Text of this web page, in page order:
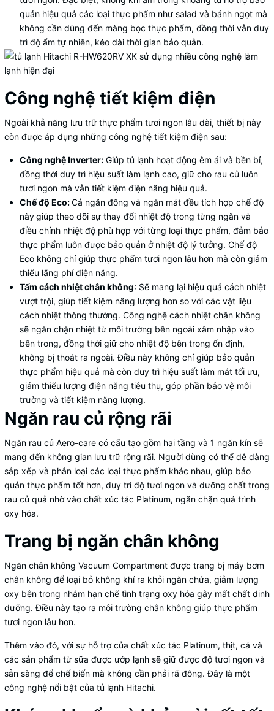
quản hiệu quả các loại thực phẩm như salad và bánh ngọt mà
không cần dùng đến màng bọc thực phẩm, đồng thời vẫn duy
trì độ ẩm tự nhiên, kéo dài thời gian bảo quản.
Công nghệ tiết kiệm điện
Ngoài khả năng lưu trữ thực phẩm tươi ngon lâu dài, thiết bị này
còn được áp dụng những công nghệ tiết kiệm điện sau:
Công nghệ Inverter: Giúp tủ lạnh hoạt động êm ái và bền bỉ,
đồng thời duy trì hiệu suất làm lạnh cao, giữ cho rau củ luôn
tươi ngon mà vẫn tiết kiệm điện năng hiệu quả.
Chế độ Eco:Cả ngăn đông và ngăn mát đều tích hợp chế độ
nàygiúp theo dõi sự thay đổi nhiệt độ trong từng ngăn và
điều chỉnh nhiệt độ phù hợp với từng loại thực phẩm, đảm bảo
thực phẩm luôn được bảo quản ở nhiệt độ lý tưởng. Chế độ
Eco không chỉ giúp thực phẩm tươi ngon lâu hơn mà còn giảm
thiểu lãng phí điện năng.
Tấm cách nhiệt chân không: Sẽ mang lại hiệu quả cách nhiệt
vượt trội, giúp tiết kiệm năng lượng hơn so với các vật liệu
cách nhiệt thông thường. Công nghệ cách nhiệt chân không
sẽ ngăn chặn nhiệt từ môi trường bên ngoài xâm nhập vào
bên trong, đồng thời giữ cho nhiệt độ bên trong ổn định,
không bị thoát ra ngoài. Điều này không chỉ giúp bảo quản
thực phẩm hiệu quả mà còn duy trì hiệu suất làm mát tối ưu,
giảm thiểu lượng điện năng tiêu thụ, góp phần bảo vệ môi
trường và tiết kiệm năng lượng.
Ngăn rau củ rộng rãi
Ngăn rau củ Aero-care có cấu tạo gồm hai tầng và 1 ngăn kín sẽ
mang đến không gian lưu trữ rộng rãi. Người dùng có thể dễ dàng
sắp xếp và phân loại các loại thực phẩm khác nhau, giúp bảo
quản thực phẩm tốt hơn, duy trì độ tươi ngon và dưỡng chất trong
rau củ quả nhờ vào chất xúc tác Platinum, ngăn chặn quá trình
oxy hóa.
Trang bị ngăn chân không
Ngăn chân không Vacuum Compartment được trang bị máy bơm
chân không để loại bỏ không khí ra khỏi ngăn chứa, giảm lượng
oxy bên trong nhằm hạn chế tình trạng oxy hóa gây mất chất dinh
dưỡng. Điều này tạo ra môi trường chân không giúp thực phẩm
tươi ngon lâu hơn.
Thêm vào đó, với sự hỗ trợ của chất xúc tác Platinum, thịt, cá và
các sản phẩm từ sữa được ướp lạnh sẽ giữ được độ tươi ngon và
sẵn sàng để chế biến mà không cần phải rã đông. Đây là một
công nghệ nổi bật của tủ lạnh Hitachi.